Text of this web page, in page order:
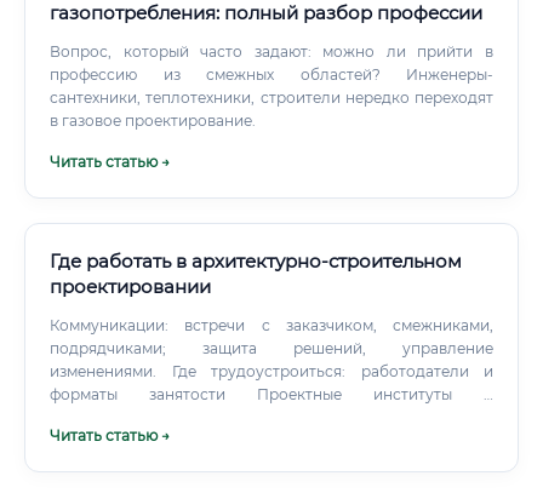
газопотребления: полный разбор профессии
Вопрос, который часто задают: можно ли прийти в
профессию из смежных областей? Инженеры-
сантехники, теплотехники, строители нередко переходят
в газовое проектирование.
Читать статью →
Где работать в архитектурно-строительном
проектировании
Коммуникации: встречи с заказчиком, смежниками,
подрядчиками; защита решений, управление
изменениями. Где трудоустроиться: работодатели и
форматы занятости Проектные институты и
общественные, промышленные объекты.
Читать статью →